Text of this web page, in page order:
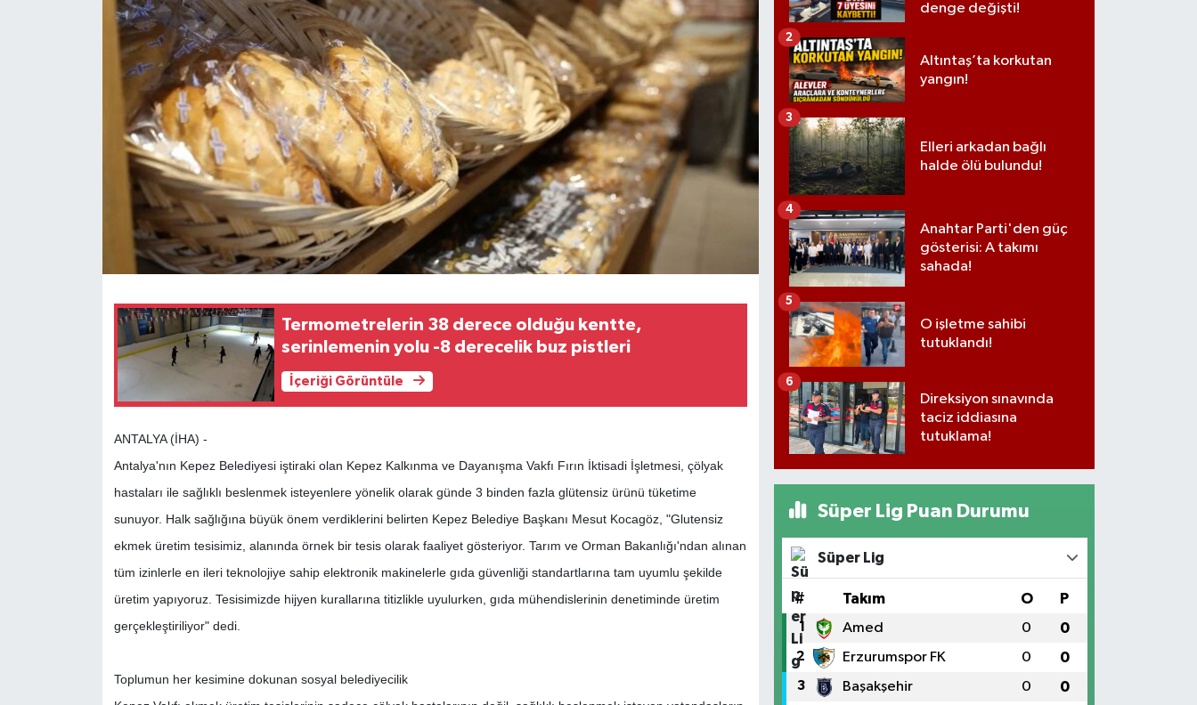
Termometrelerin 38 derece olduğu kentte,
serinlemenin yolu -8 derecelik buz pistleri
İçeriği Görüntüle
ANTALYA (İHA) -
Antalya'nın Kepez Belediyesi iştiraki olan Kepez Kalkınma ve Dayanışma Vakfı Fırın İktisadi İşletmesi, çölyak
hastaları ile sağlıklı beslenmek isteyenlere yönelik olarak günde 3 binden fazla glütensiz ürünü tüketime
sunuyor. Halk sağlığına büyük önem verdiklerini belirten Kepez Belediye Başkanı Mesut Kocagöz, "Glutensiz
ekmek üretim tesisimiz, alanında örnek bir tesis olarak faaliyet gösteriyor. Tarım ve Orman Bakanlığı'ndan alınan
tüm izinlerle en ileri teknolojiye sahip elektronik makinelerle gıda güvenliği standartlarına tam uyumlu şekilde
üretim yapıyoruz. Tesisimizde hijyen kurallarına titizlikle uyulurken, gıda mühendislerinin denetiminde üretim
gerçekleştiriliyor" dedi.
Toplumun her kesimine dokunan sosyal belediyecilik
denge değişti!
Altıntaş’ta korkutan
yangın!
2
Elleri arkadan bağlı
halde ölü bulundu!
3
Anahtar Parti'den güç
gösterisi: A takımı
sahada!
4
O işletme sahibi
tutuklandı!
5
Direksiyon sınavında
taciz iddiasına
tutuklama!
6
Süper Lig Puan Durumu
Süper Lig
# Takım O P
1 Amed 0 0
2 Erzurumspor FK 0 0
3 Başakşehir 0 0